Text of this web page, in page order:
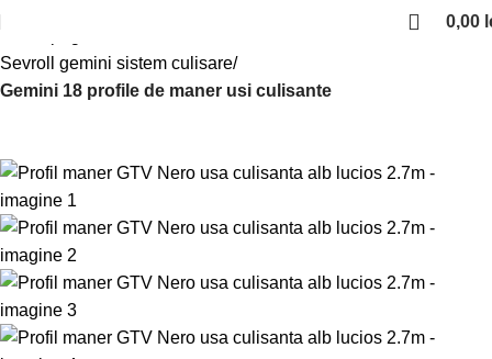
0,00
Sevroll gemini sistem culisare
Gemini 18 profile de maner usi culisante